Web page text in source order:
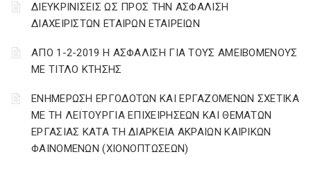
ΔΙΕΥΚΡΙΝΙΣΕΙΣ ΩΣ ΠΡΟΣ ΤΗΝ ΑΣΦΑΛΙΣΗ
ΔΙΑΧΕΙΡΙΣΤΩΝ ΕΤΑΙΡΩΝ ΕΤΑΙΡΕΙΩΝ
ΑΠΟ 1-2-2019 Η ΑΣΦΑΛΙΣΗ ΓΙΑ ΤΟΥΣ ΑΜΕΙΒΟΜΕΝΟΥΣ
ΜΕ ΤΙΤΛΟ ΚΤΗΣΗΣ
ΕΝΗΜΕΡΩΣΗ ΕΡΓΟΔΟΤΩΝ ΚΑΙ ΕΡΓΑΖΟΜΕΝΩΝ ΣΧΕΤΙΚΑ
ΜΕ ΤΗ ΛΕΙΤΟΥΡΓΙΑ ΕΠΙΧΕΙΡΗΣΕΩΝ ΚΑΙ ΘΕΜΑΤΩΝ
ΕΡΓΑΣΙΑΣ ΚΑΤΑ ΤΗ ΔΙΑΡΚΕΙΑ ΑΚΡΑΙΩΝ ΚΑΙΡΙΚΩΝ
ΦΑΙΝΟΜΕΝΩΝ (ΧΙΟΝΟΠΤΩΣΕΩΝ)